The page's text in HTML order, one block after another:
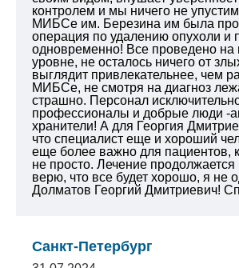
контролем и мы ничего не
МИБСе им. Березина им была
операция по удалению опухоли и
одновременно! Все проведено
уровне, не осталось ничего от
выглядит привлекательнее, чем
МИБСе, не смотря на диагноз
страшно. Персонал
профессионалы и добрые люди -
хранители! А для Георгия
что специалист еще и хороший
еще более важно для пациентов,
не просто. Лечение продолжается
верю, что все будет хорошо, я не
Долматов Георгий Дмитриевич!
Санкт-Петербург